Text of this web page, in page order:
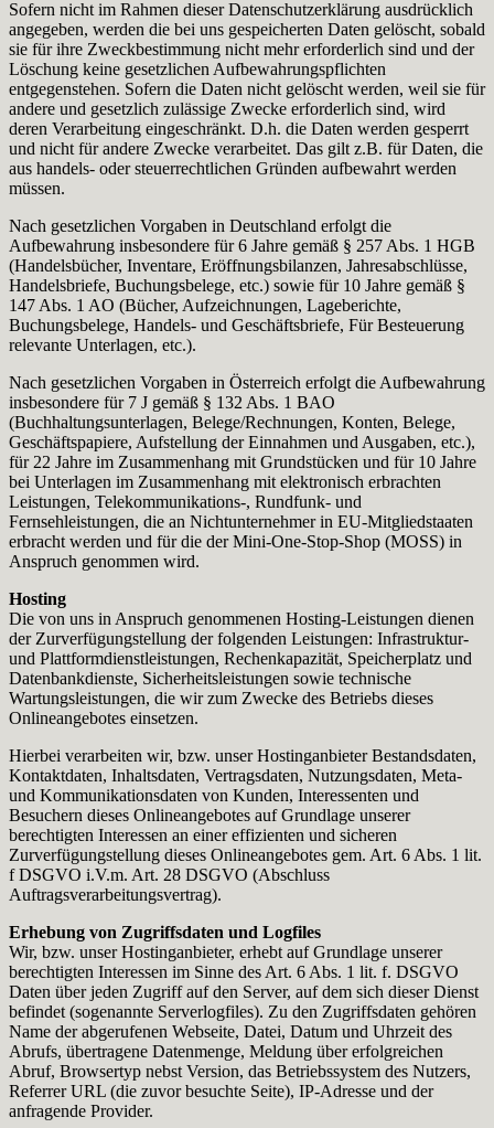
Sofern nicht im Rahmen dieser Datenschutzerklärung ausdrücklich
angegeben, werden die bei uns gespeicherten Daten gelöscht, sobald
sie für ihre Zweckbestimmung nicht mehr erforderlich sind und der
Löschung keine gesetzlichen Aufbewahrungspflichten
entgegenstehen. Sofern die Daten nicht gelöscht werden, weil sie für
andere und gesetzlich zulässige Zwecke erforderlich sind, wird
deren Verarbeitung eingeschränkt. D.h. die Daten werden gesperrt
und nicht für andere Zwecke verarbeitet. Das gilt z.B. für Daten, die
aus handels- oder steuerrechtlichen Gründen aufbewahrt werden
müssen.
Nach gesetzlichen Vorgaben in Deutschland erfolgt die
Aufbewahrung insbesondere für 6 Jahre gemäß § 257 Abs. 1 HGB
(Handelsbücher, Inventare, Eröffnungsbilanzen, Jahresabschlüsse,
Handelsbriefe, Buchungsbelege, etc.) sowie für 10 Jahre gemäß §
147 Abs. 1 AO (Bücher, Aufzeichnungen, Lageberichte,
Buchungsbelege, Handels- und Geschäftsbriefe, Für Besteuerung
relevante Unterlagen, etc.).
Nach gesetzlichen Vorgaben in Österreich erfolgt die Aufbewahrung
insbesondere für 7 J gemäß § 132 Abs. 1 BAO
(Buchhaltungsunterlagen, Belege/Rechnungen, Konten, Belege,
Geschäftspapiere, Aufstellung der Einnahmen und Ausgaben, etc.),
für 22 Jahre im Zusammenhang mit Grundstücken und für 10 Jahre
bei Unterlagen im Zusammenhang mit elektronisch erbrachten
Leistungen, Telekommunikations-, Rundfunk- und
Fernsehleistungen, die an Nichtunternehmer in EU-Mitgliedstaaten
erbracht werden und für die der Mini-One-Stop-Shop (MOSS) in
Anspruch genommen wird.
Hosting
Die von uns in Anspruch genommenen Hosting-Leistungen dienen
der Zurverfügungstellung der folgenden Leistungen: Infrastruktur-
und Plattformdienstleistungen, Rechenkapazität, Speicherplatz und
Datenbankdienste, Sicherheitsleistungen sowie technische
Wartungsleistungen, die wir zum Zwecke des Betriebs dieses
Onlineangebotes einsetzen.
Hierbei verarbeiten wir, bzw. unser Hostinganbieter Bestandsdaten,
Kontaktdaten, Inhaltsdaten, Vertragsdaten, Nutzungsdaten, Meta-
und Kommunikationsdaten von Kunden, Interessenten und
Besuchern dieses Onlineangebotes auf Grundlage unserer
berechtigten Interessen an einer effizienten und sicheren
Zurverfügungstellung dieses Onlineangebotes gem. Art. 6 Abs. 1 lit.
f DSGVO i.V.m. Art. 28 DSGVO (Abschluss
Auftragsverarbeitungsvertrag).
Erhebung von Zugriffsdaten und Logfiles
Wir, bzw. unser Hostinganbieter, erhebt auf Grundlage unserer
berechtigten Interessen im Sinne des Art. 6 Abs. 1 lit. f. DSGVO
Daten über jeden Zugriff auf den Server, auf dem sich dieser Dienst
befindet (sogenannte Serverlogfiles). Zu den Zugriffsdaten gehören
Name der abgerufenen Webseite, Datei, Datum und Uhrzeit des
Abrufs, übertragene Datenmenge, Meldung über erfolgreichen
Abruf, Browsertyp nebst Version, das Betriebssystem des Nutzers,
Referrer URL (die zuvor besuchte Seite), IP-Adresse und der
anfragende Provider.